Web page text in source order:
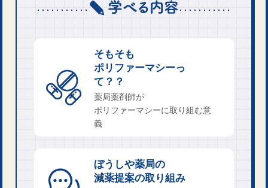
そもそも
ポリファーマシーっ
て？？
薬局薬剤師が
ポリファーマシーに取り組む意
義
ぼうしや薬局の
減薬提​案の取り組み